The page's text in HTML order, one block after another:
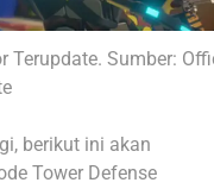
Terupdate. Sumber:
berikut ini akan
Tower Defense